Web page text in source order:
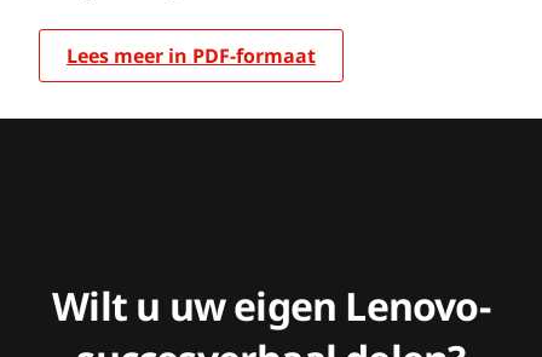
Lees meer in PDF-formaat
Wilt u uw eigen Lenovo-